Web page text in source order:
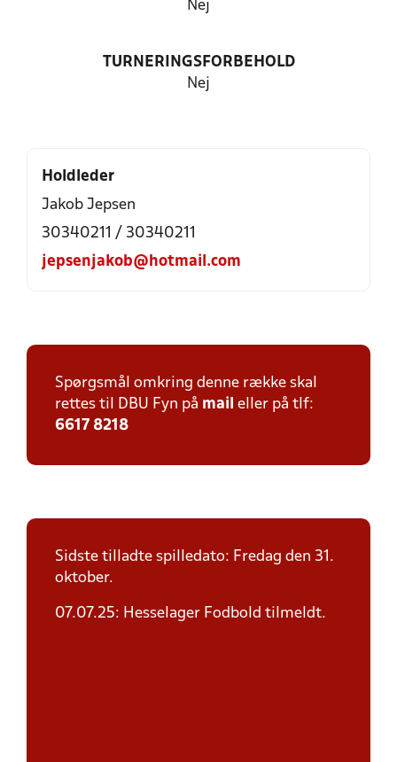
Nej
TURNERINGSFORBEHOLD
Nej
Holdleder
Jakob Jepsen
30340211 / 30340211
jepsenjakob@hotmail.com
Spørgsmål omkring denne række skal
rettes til DBU Fyn på mail eller på tlf:
6617 8218
Sidste tilladte spilledato: Fredag den 31.
oktober.
07.07.25: Hesselager Fodbold tilmeldt.